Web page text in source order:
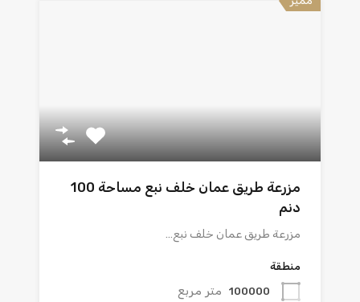
مزرعة طريق عمان خلف نبع مساحة 100
دنم
مزرعة طريق عمان خلف نبع…
منطقة
100000 متر مربع